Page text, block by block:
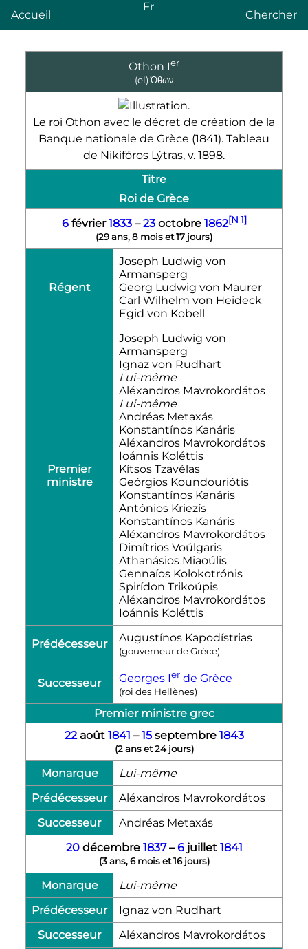
Accueil
Fr
Chercher
Othon Ier
(el) Όθων
Le roi Othon avec le décret de création de la
Banque nationale de Grèce (1841). Tableau
de Nikifóros Lýtras, v. 1898.
Titre
Roi de Grèce
6février1833–23octobre 1862[N 1]
(29 ans, 8 mois et 17 jours)
Régent
Joseph Ludwig von
Armansperg
Georg Ludwig von Maurer
Carl Wilhelm von Heideck
Egid von Kobell
Premier
ministre
Joseph Ludwig von
Armansperg
Ignaz von Rudhart
Lui-même
Aléxandros Mavrokordátos
Lui-même
Andréas Metaxás
Konstantínos Kanáris
Aléxandros Mavrokordátos
Ioánnis Koléttis
Kítsos Tzavélas
Geórgios Koundouriótis
Konstantínos Kanáris
Antónios Kriezís
Konstantínos Kanáris
Aléxandros Mavrokordátos
Dimítrios Voúlgaris
Athanásios Miaoúlis
Gennaíos Kolokotrónis
Spirídon Trikoúpis
Aléxandros Mavrokordátos
Ioánnis Koléttis
Prédécesseur Augustínos Kapodístrias
(gouverneur de Grèce)
Successeur Georges Ier de Grèce
(roi des Hellènes)
Premier ministre grec
22août 1841 –15septembre 1843
(2 ans et 24 jours)
Monarque
Lui-même
Prédécesseur
Aléxandros Mavrokordátos
Successeur
Andréas Metaxás
20décembre 1837–6juillet 1841
(3 ans, 6 mois et 16 jours)
Monarque
Lui-même
Prédécesseur
Ignaz von Rudhart
Successeur
Aléxandros Mavrokordátos